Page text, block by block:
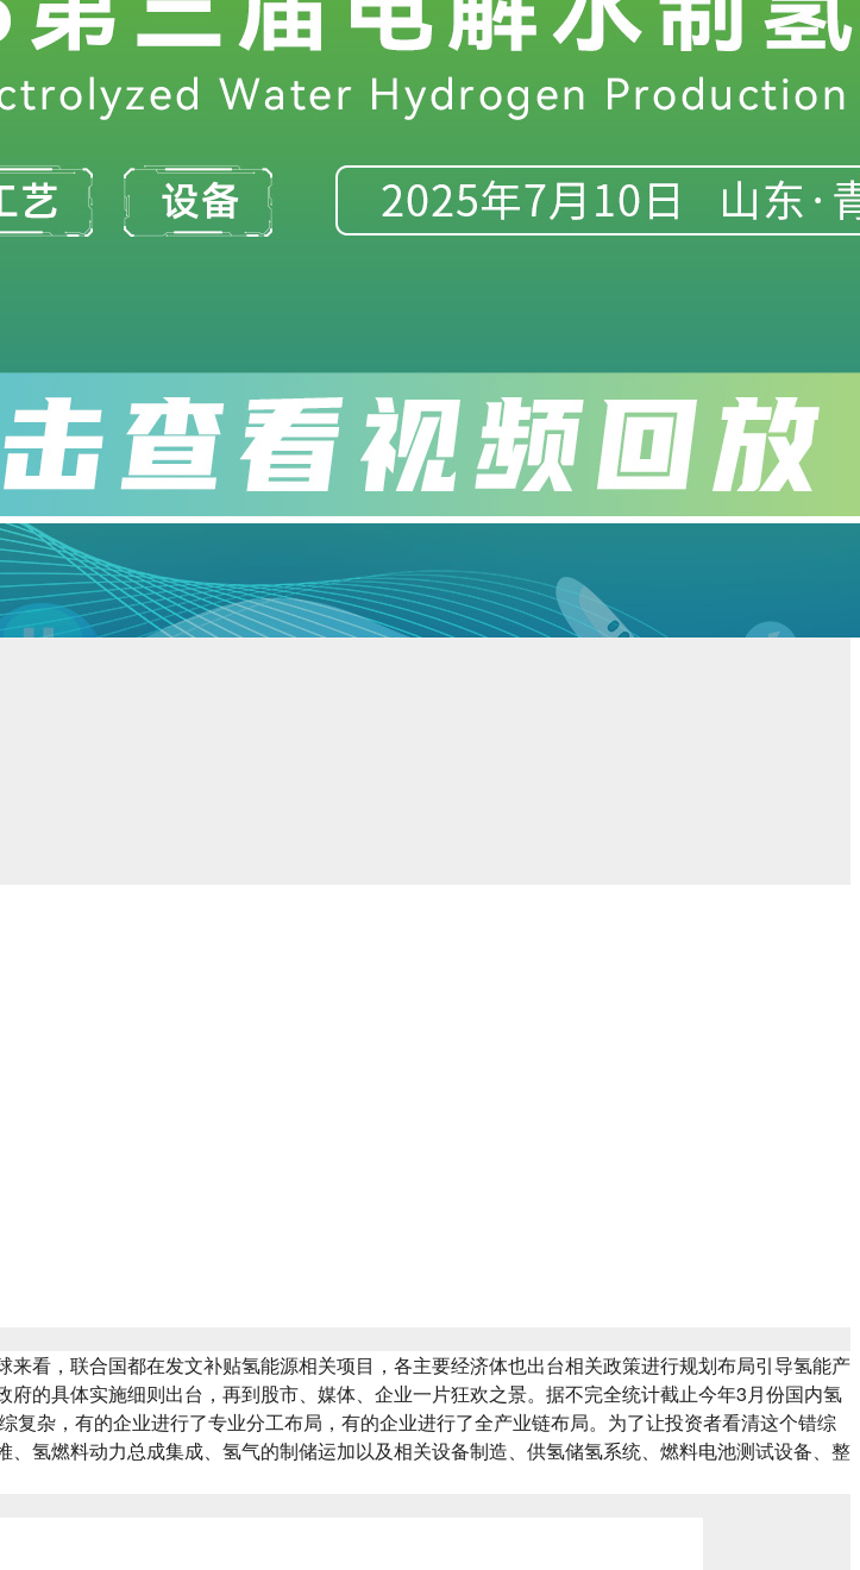
看，联合国都在发文补贴氢能源相关项目，各主要经济体也出台相关政策进行规划布局引导氢能产
的具体实施细则出台，再到股市、媒体、企业一片狂欢之景。据不完全统计截止今年3月份国内氢
杂，有的企业进行了专业分工布局，有的企业进行了全产业链布局。为了让投资者看清这个错综
氢燃料动力总成集成、氢气的制储运加以及相关设备制造、供氢储氢系统、燃料电池测试设备、整